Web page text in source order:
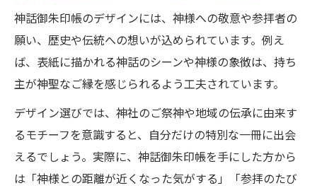
神話御朱印帳のデザインには、神様への敬意や参拝者の
願い、歴史や伝統への想いが込められています。例え
ば、表紙に描かれる神話のシーンや神様の象徴は、持ち
主が神聖なご縁を感じられるよう工夫されています。
デザイン選びでは、神社のご祭神や地域の伝承に由来す
るモチーフを意識すると、自分だけの特別な一冊に出会
えるでしょう。実際に、神話御朱印帳を手にした方から
は「神様との距離が近くなった気がする」「参拝のたび